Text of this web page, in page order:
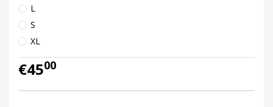
L
S
XL
€4500